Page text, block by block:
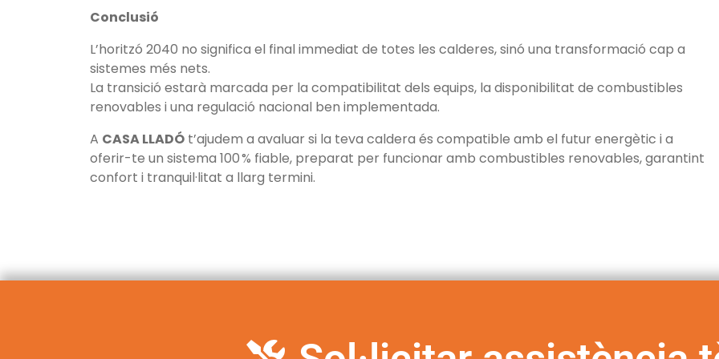
Conclusió
L’horitzó 2040 no significa el final immediat de totes les calderes, sinó una transformació cap a
sistemes més nets.
La transició estarà marcada per la compatibilitat dels equips, la disponibilitat de combustibles
renovables i una regulació nacional ben implementada.
A CASA LLADÓ t’ajudem a avaluar si la teva caldera és compatible amb el futur energètic i a
oferir-te un sistema 100 % fiable, preparat per funcionar amb combustibles renovables, garantint
confort i tranquil·litat a llarg termini.